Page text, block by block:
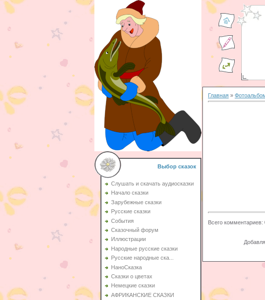
Выбор сказок
Слушать и скачать аудиосказки
Начало сказки
Зарубежные сказки
Русские сказки
События
Сказочный форум
Иллюстрации
Народные русские сказки
Русские народные ска...
НаноСказка
Сказки о цветах
Немецкие сказки
АФРИКАНСКИЕ СКАЗКИ
Главная »
Всего комментариев: